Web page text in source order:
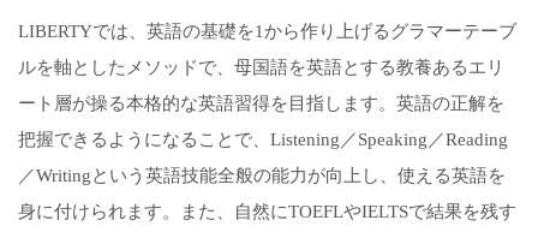
LIBERTYでは、英語の基礎を1から作り上げるグラマーテーブ
ルを軸としたメソッドで、母国語を英語とする教養あるエリ
ート層が操る本格的な英語習得を目指します。英語の正解を
把握できるようになることで、Listening／Speaking／Reading
／Writingという英語技能全般の能力が向上し、使える英語を
身に付けられます。また、自然にTOEFLやIELTSで結果を残す